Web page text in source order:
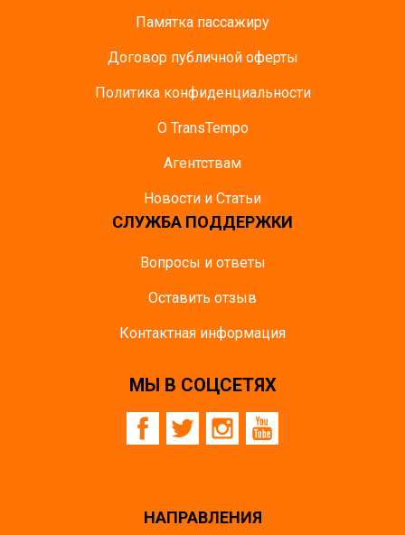
Памятка пасcажиру
Договор публичной оферты
Политика конфиденциальности
О TransTempo
Агентствам
Новости и Статьи
СЛУЖБА ПОДДЕРЖКИ
Вопросы и ответы
Оставить отзыв
Контактная информация
МЫ В СОЦСЕТЯХ
НАПРАВЛЕНИЯ